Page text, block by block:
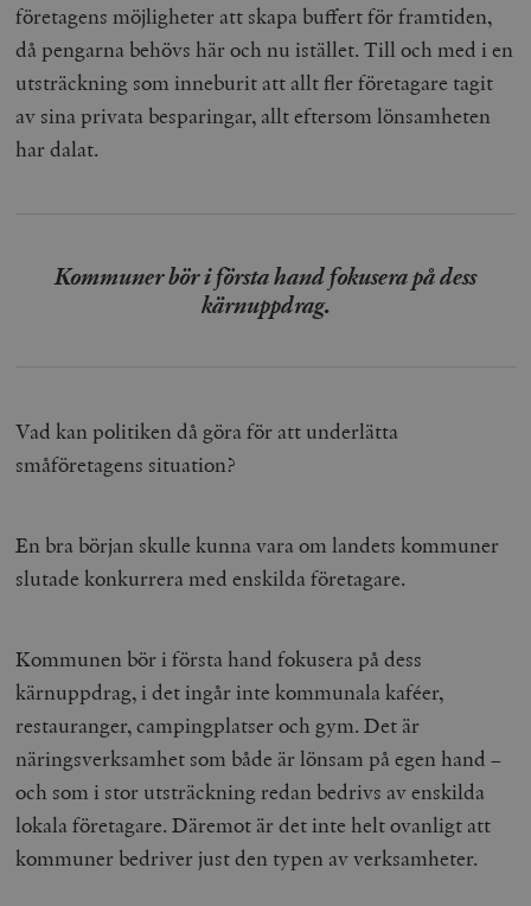
företagens möjligheter att skapa buffert för framtiden,
då pengarna behövs här och nu istället. Till och med i en
utsträckning som inneburit att allt fler företagare tagit
av sina privata besparingar, allt eftersom lönsamheten
har dalat.
Kommuner bör i första hand fokusera på dess
kärnuppdrag.
Vad kan politiken då göra för att underlätta
småföretagens situation?
En bra början skulle kunna vara om landets kommuner
slutade konkurrera med enskilda företagare.
Kommunen bör i första hand fokusera på dess
kärnuppdrag, i det ingår inte kommunala kaféer,
restauranger, campingplatser och gym. Det är
näringsverksamhet som både är lönsam på egen hand –
och som i stor utsträckning redan bedrivs av enskilda
lokala företagare. Däremot är det inte helt ovanligt att
kommuner bedriver just den typen av verksamheter.